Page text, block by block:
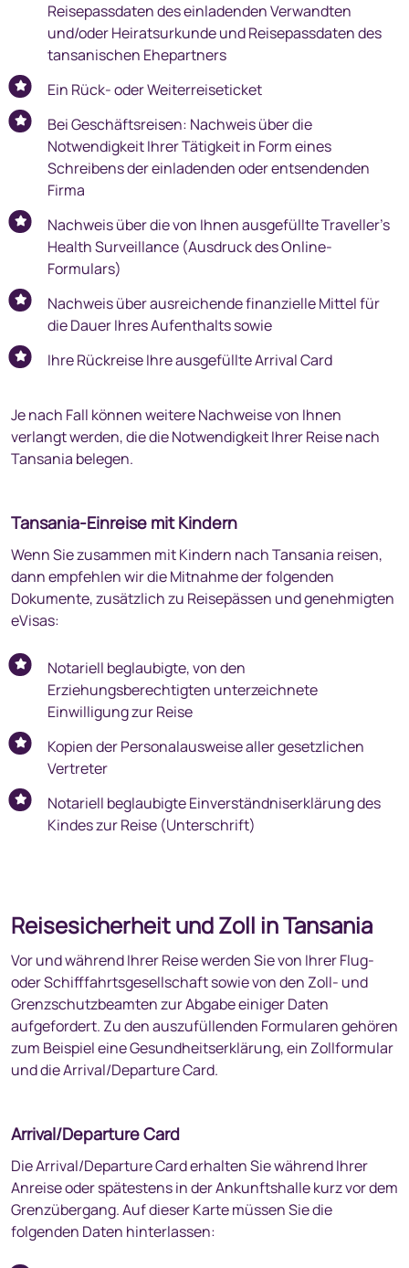
Verbotene Waren bei Einreise nach Tansania
Reisepassdaten des einladenden Verwandten
und/oder Heiratsurkunde und Reisepassdaten des
tansanischen Ehepartners
Ein Rück- oder Weiterreiseticket
Bei Geschäftsreisen: Nachweis über die
Notwendigkeit Ihrer Tätigkeit in Form eines
Schreibens der einladenden oder entsendenden
Firma
Nachweis über die von Ihnen ausgefüllte Traveller’s
Health Surveillance (Ausdruck des Online-
Formulars)
Nachweis über ausreichende finanzielle Mittel für
die Dauer Ihres Aufenthalts sowie
Ihre Rückreise Ihre ausgefüllte Arrival Card
Je nach Fall können weitere Nachweise von Ihnen
verlangt werden, die die Notwendigkeit Ihrer Reise nach
Tansania belegen.
Tansania-Einreise mit Kindern
Wenn Sie zusammen mit Kindern nach Tansania reisen,
dann empfehlen wir die Mitnahme der folgenden
Dokumente, zusätzlich zu Reisepässen und genehmigten
eVisas:
Notariell beglaubigte, von den
Erziehungsberechtigten unterzeichnete
Einwilligung zur Reise
Kopien der Personalausweise aller gesetzlichen
Vertreter
Notariell beglaubigte Einverständniserklärung des
Kindes zur Reise (Unterschrift)
Reisesicherheit und Zoll in Tansania
Vor und während Ihrer Reise werden Sie von Ihrer Flug-
oder Schifffahrtsgesellschaft sowie von den Zoll- und
Grenzschutzbeamten zur Abgabe einiger Daten
aufgefordert. Zu den auszufüllenden Formularen gehören
zum Beispiel eine Gesundheitserklärung, ein Zollformular
und die Arrival/Departure Card.
Arrival/Departure Card
Die Arrival/Departure Card erhalten Sie während Ihrer
Anreise oder spätestens in der Ankunftshalle kurz vor dem
Grenzübergang. Auf dieser Karte müssen Sie die
folgenden Daten hinterlassen: